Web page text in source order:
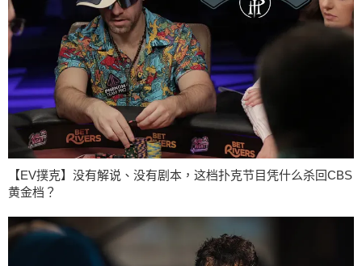
【EV撲克】没有解说、没有剧本，这档扑克节目凭什么杀回CBS
黄金档？